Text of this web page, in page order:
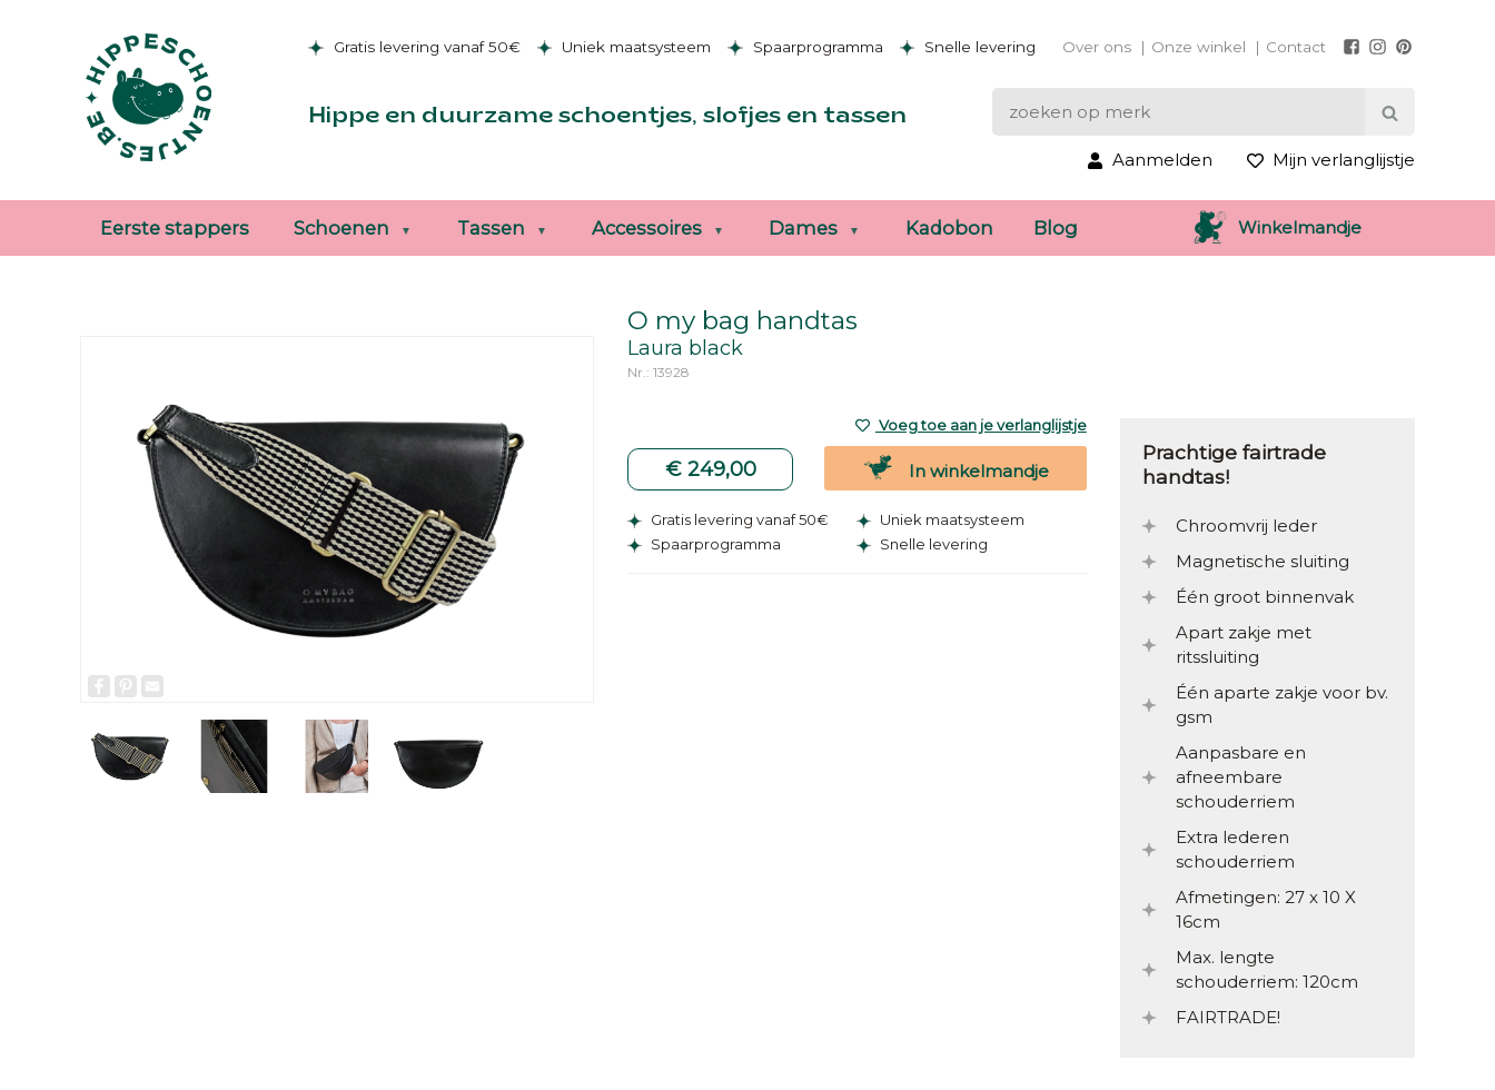
Gratis levering vanaf 50€ Uniek maatsysteem Spaarprogramma Snelle levering Over ons Onze winkel Contact
Hippe en duurzame schoentjes, slofjes en tassen
Aanmelden Mijn verlanglijstje
Eerste stappers Schoenen Tassen Accessoires Dames Kadobon Blog Winkelmandje
O my bag handtas
Facebook
Pinterest
Laura black
Nr.: 13928
€ 249,00
Voeg toe aan je verlanglijstje
In winkelmandje
Gratis levering vanaf 50€
Uniek maatsysteem
Spaarprogramma
Snelle levering
Prachtige fairtrade
handtas!
Chroomvrij leder
Magnetische sluiting
Één groot binnenvak
Apart zakje met
ritssluiting
Één aparte zakje voor bv.
gsm
Aanpasbare en
afneembare
schouderriem
Extra lederen
schouderriem
Afmetingen: 27 x 10 X
16cm
Max. lengte
schouderriem: 120cm
FAIRTRADE!